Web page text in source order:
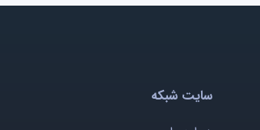
سایت شبکه